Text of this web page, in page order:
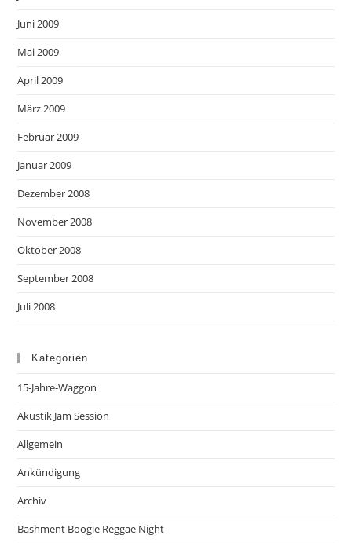
Juni 2009
Mai 2009
April 2009
März 2009
Februar 2009
Januar 2009
Dezember 2008
November 2008
Oktober 2008
September 2008
Juli 2008
Kategorien
15-Jahre-Waggon
Akustik Jam Session
Allgemein
Ankündigung
Archiv
Bashment Boogie Reggae Night